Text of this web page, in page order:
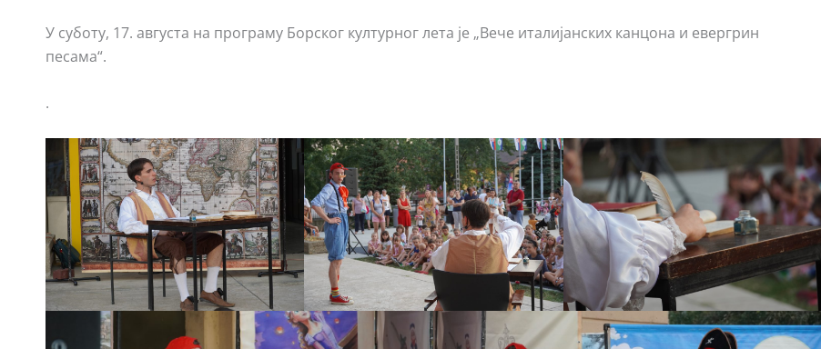
У суботу, 17. августа на програму Борског културног лета је „Вече италијанских канцона и евергрин
песама“.
.